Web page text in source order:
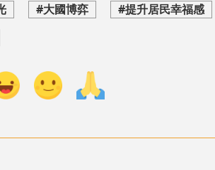
#大國博弈
#提升居民幸福感